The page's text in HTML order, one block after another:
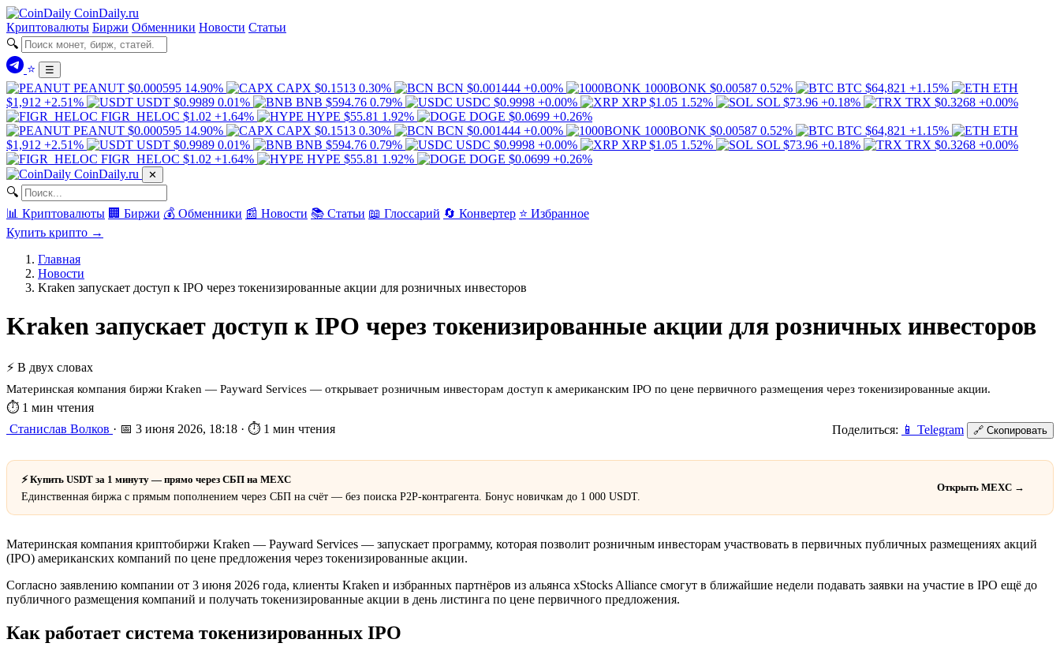
CoinDaily.ru
Криптовалюты Биржи Обменники Новости Статьи
🔍
⭐
☰
PEANUT $0.000595 14.90% CAPX $0.1513 0.30% BCN $0.001444 +0.00% 1000BONK $0.00587 0.52% BTC $64,821 +1.15%
ETH
$1,912 +2.51% USDT $0.9989 0.01% BNB $594.76 0.79% USDC $0.9998 +0.00% XRP $1.05 1.52% SOL $73.96 +0.18% TRX $0.3268 +0.00%
FIGR_HELOC $1.02 +1.64% HYPE $55.81 1.92% DOGE $0.0699 +0.26%
PEANUT $0.000595 14.90% CAPX $0.1513 0.30% BCN $0.001444 +0.00% 1000BONK $0.00587 0.52% BTC $64,821 +1.15%
ETH
$1,912 +2.51% USDT $0.9989 0.01% BNB $594.76 0.79% USDC $0.9998 +0.00% XRP $1.05 1.52% SOL $73.96 +0.18% TRX $0.3268 +0.00%
FIGR_HELOC $1.02 +1.64% HYPE $55.81 1.92% DOGE $0.0699 +0.26%
CoinDaily.ru ✕
🔍
📊 Криптовалюты 🏢 Биржи 💰 Обменники 📰 Новости 📚 Статьи 📖 Глоссарий 🔄 Конвертер ⭐ Избранное
Купить крипто →
Главная
Новости
Kraken запускает доступ к IPO через токенизированные акции для розничных инвесторов
Kraken запускает доступ к IPO через токенизированные акции для розничных инвесторов
⚡ В двух словах
Материнская компания биржи Kraken — Payward Services — открывает розничным инвесторам доступ к американским IPO по цене первичного размещения через токенизированные акции.
⏱ 1 мин чтения
Станислав Волков · 📅 3 июня 2026, 18:18 · ⏱ 1 мин чтения Поделиться: 📱 Telegram 🔗 Скопировать
⚡ Купить USDT за 1 минуту — прямо через СБП на MEXC
Единственная биржа с прямым пополнением через СБП на счёт — без поиска P2P-контрагента. Бонус новичкам до 1 000 USDT.
Открыть MEXC →
Материнская компания криптобиржи Kraken — Payward Services — запускает программу, которая позволит розничным инвесторам участвовать в первичных публичных размещениях акций
(IPO) американских компаний по цене предложения через токенизированные акции.
Согласно заявлению компании от 3 июня 2026 года, клиенты Kraken и избранных партнёров из альянса xStocks Alliance смогут в ближайшие недели подавать заявки на участие в IPO ещё до
публичного размещения компаний и получать токенизированные акции в день листинга по цене первичного предложения.
Как работает система токенизированных IPO